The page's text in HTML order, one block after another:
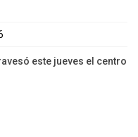
este jueves el centro